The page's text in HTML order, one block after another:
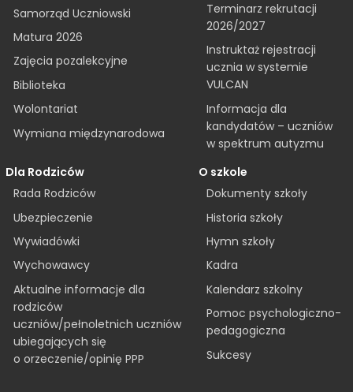
O szkole
Dokumenty szkoły
Historia szkoły
Hymn szkoły
Kadra
Kalendarz szkolny
Pomoc psychologiczno-
pedagogiczna
Sukcesy
Samorząd Uczniowski
Matura 2026
Zajęcia pozalekcyjne
Biblioteka
Wolontariat
Wymiana międzynarodowa
Dla Rodziców
Rada Rodziców
Ubezpieczenie
Wywiadówki
Wychowawcy
Aktualne informacje dla
rodziców
uczniów/pełnoletnich uczniów
ubiegających się
o orzeczenie/opinię PPP
Terminarz rekrutacji
2026/2027
Instruktaż rejestracji
ucznia w systemie
VULCAN
Informacja dla
kandydatów – uczniów
w spektrum autyzmu